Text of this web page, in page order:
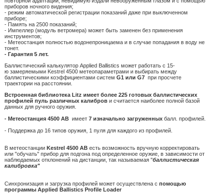
приборов ночного видения;
- режим автоматической регистрации показаний даже при выключенном
приборе;
- Память на 2500 показаний;
- Импеллер (модуль ветромера) может быть заменен без применения
инструментов;
- Метеостанция полностью водонепроницаема и в случае попадания в воду не
тонет.
- Гарантия 5 лет.
Баллистический калькулятор Applied Ballistics может работать с 15-
ю замеряемыми Kestrel 4500 метеопараметрами и выбирать между
баллистическими коэффициентами систем G1 или G7при просчете
траектории на расстоянии.
Встроенная библиотека Litz имеет более 225 готовых баллистических
профилей пуль различных калибров и считается наиболее полной базой
данных для ручного оружия.
- Метеостанция 4500 ABимеет 7 изначально загруженныхбалл. профилей.
- Поддержка до 16 типов оружия, 1 пуля для каждого из профилей.
В метеостанции Kestrel 4500 ABесть возможность вручную корректировать
или "обучать" прибор для подгона под определенное оружие, в зависимости от
наблюдаемых отклонений на дистанции, так называемая "баллистическая
калибровка"
Синхронизация и загрузка профилей может осуществлена с помощью
программы Applied Ballistics Profile Loader